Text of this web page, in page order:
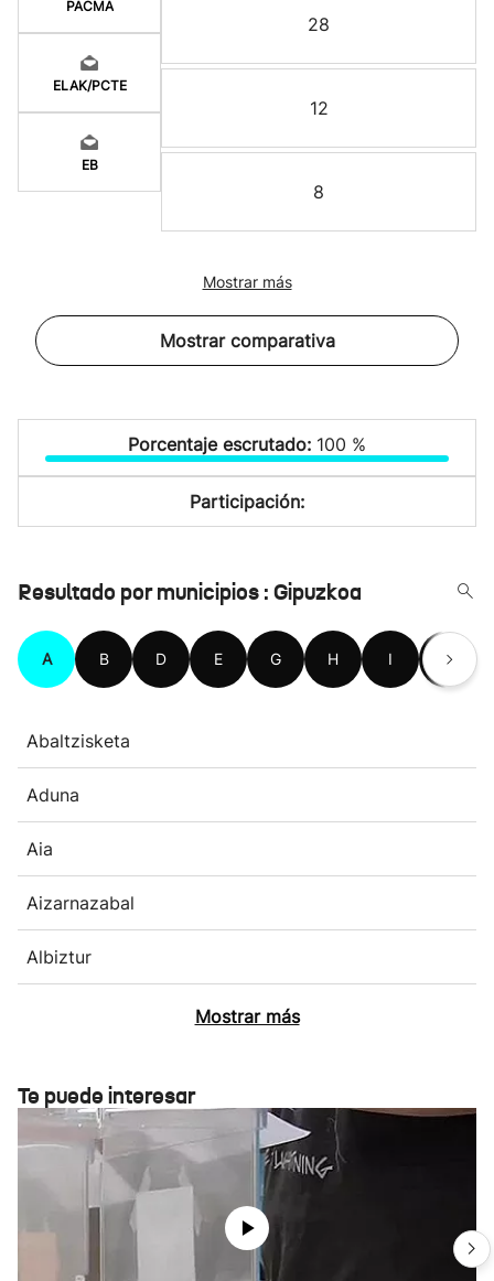
PACMA
ELAK/PCTE
EB
28
12
8
Mostrar más
Mostrar comparativa
Porcentaje escrutado: 100 %
Participación:
Resultado por municipios : Gipuzkoa
A B D E G H I L
Abaltzisketa
Aduna
Aia
Aizarnazabal
Albiztur
Mostrar más
Te puede interesar